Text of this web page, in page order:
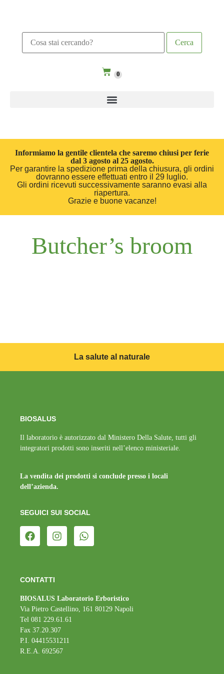
0
Informiamo la gentile clientela che saremo chiusi per ferie
dal 3 agosto al 25 agosto.
Per garantire la spedizione prima della chiusura, gli ordini
dovranno essere effettuati entro il 29 luglio.
Gli ordini ricevuti successivamente saranno evasi alla
riapertura.
Grazie e buone vacanze!
Butcher’s broom
La salute al naturale
BIOSALUS
Il laboratorio è autorizzato dal Ministero Della Salute, tutti gli
integratori prodotti sono inseriti nell’elenco ministeriale.
La vendita dei prodotti si conclude presso i locali
dell’azienda.
SEGUICI SUI SOCIAL
CONTATTI
BIOSALUS Laboratorio Erboristico
Via Pietro Castellino, 161 80129 Napoli
Tel 081 229.61.61
Fax 37.20.307
P.I. 04415531211
R.E.A. 692567